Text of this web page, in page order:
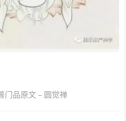
门品原文 – 圆觉禅